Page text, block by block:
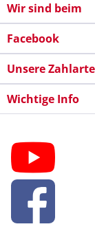
Wir sind beim
Facebook
Unsere
Wichtige Info